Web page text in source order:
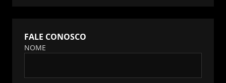
FALE CONOSCO
NOME